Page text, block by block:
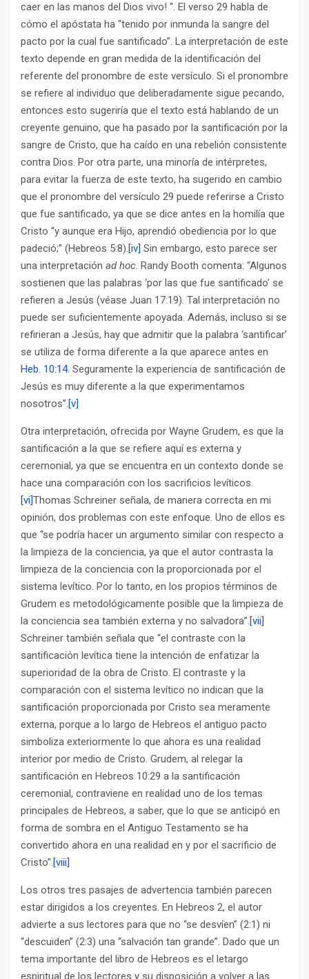
caer en las manos del Dios vivo! “. El verso 29 habla de
cómo el apóstata ha “tenido por inmunda la sangre del
pacto por la cual fue santificado”. La interpretación de este
texto depende en gran medida de la identificación del
referente del pronombre de este versículo. Si el pronombre
se refiere al individuo que deliberadamente sigue pecando,
entonces esto sugeriría que el texto está hablando de un
creyente genuino, que ha pasado por la santificación por la
sangre de Cristo, que ha caído en una rebelión consistente
contra Dios. Por otra parte, una minoría de intérpretes,
para evitar la fuerza de este texto, ha sugerido en cambio
que el pronombre del versículo 29 puede referirse a Cristo
que fue santificado, ya que se dice antes en la homilía que
Cristo “y aunque era Hijo, aprendió obediencia por lo que
padeció;” (Hebreos 5:8).[iv] Sin embargo, esto parece ser
una interpretación ad hoc. Randy Booth comenta: “Algunos
sostienen que las palabras ‘por las que fue santificado’ se
refieren a Jesús (véase Juan 17:19). Tal interpretación no
puede ser suficientemente apoyada. Además, incluso si se
refirieran a Jesús, hay que admitir que la palabra ‘santificar’
se utiliza de forma diferente a la que aparece antes en
Heb. 10:14. Seguramente la experiencia de santificación de
Jesús es muy diferente a la que experimentamos
nosotros”.[v]
Otra interpretación, ofrecida por Wayne Grudem, es que la
santificación a la que se refiere aquí es externa y
ceremonial, ya que se encuentra en un contexto donde se
hace una comparación con los sacrificios levíticos.
[vi]Thomas Schreiner señala, de manera correcta en mi
opinión, dos problemas con este enfoque. Uno de ellos es
que “se podría hacer un argumento similar con respecto a
la limpieza de la conciencia, ya que el autor contrasta la
limpieza de la conciencia con la proporcionada por el
sistema levítico. Por lo tanto, en los propios términos de
Grudem es metodológicamente posible que la limpieza de
la conciencia sea también externa y no salvadora”.[vii]
Schreiner también señala que “el contraste con la
santificación levítica tiene la intención de enfatizar la
superioridad de la obra de Cristo. El contraste y la
comparación con el sistema levítico no indican que la
santificación proporcionada por Cristo sea meramente
externa, porque a lo largo de Hebreos el antiguo pacto
simboliza exteriormente lo que ahora es una realidad
interior por medio de Cristo. Grudem, al relegar la
santificación en Hebreos 10:29 a la santificación
ceremonial, contraviene en realidad uno de los temas
principales de Hebreos, a saber, que lo que se anticipó en
forma de sombra en el Antiguo Testamento se ha
convertido ahora en una realidad en y por el sacrificio de
Cristo”.[viii]
Los otros tres pasajes de advertencia también parecen
estar dirigidos a los creyentes. En Hebreos 2, el autor
advierte a sus lectores para que no “se desvíen” (2:1) ni
“descuiden” (2:3) una “salvación tan grande”. Dado que un
tema importante del libro de Hebreos es el letargo
espiritual de los lectores y su disposición a volver a las